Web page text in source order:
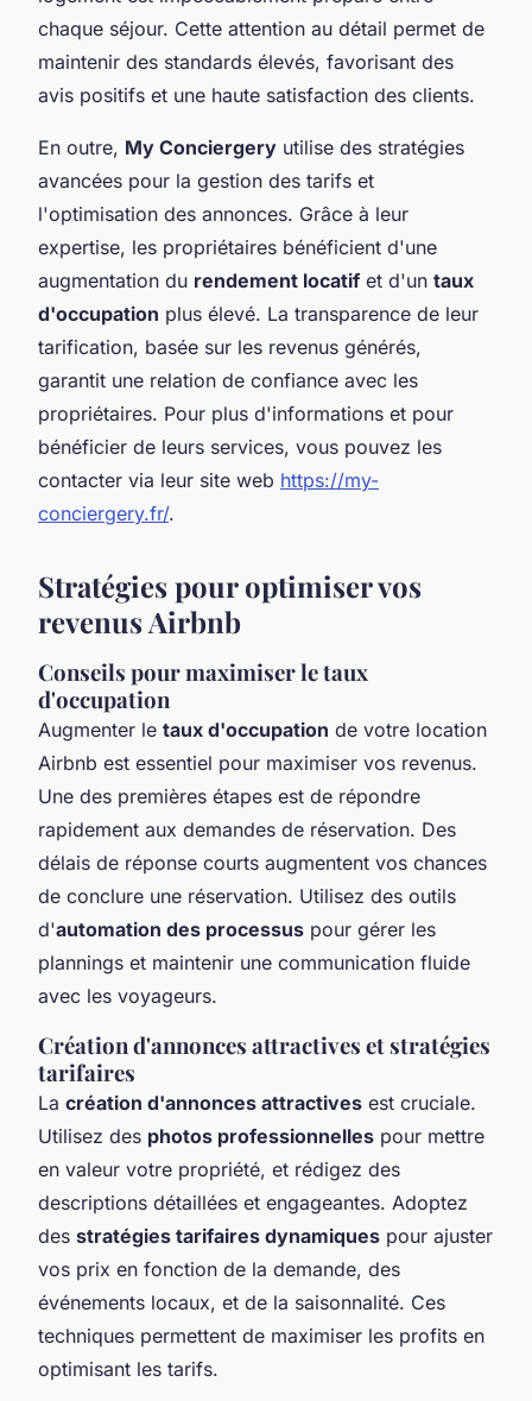
chaque séjour. Cette attention au détail permet de
maintenir des standards élevés, favorisant des
avis positifs et une haute satisfaction des clients.
En outre, My Conciergery utilise des stratégies
avancées pour la gestion des tarifs et
l'optimisation des annonces. Grâce à leur
expertise, les propriétaires bénéficient d'une
augmentation du rendement locatif et d'un taux
d'occupation plus élevé. La transparence de leur
tarification, basée sur les revenus générés,
garantit une relation de confiance avec les
propriétaires. Pour plus d'informations et pour
bénéficier de leurs services, vous pouvez les
contacter via leur site web https://my-
conciergery.fr/.
Stratégies pour optimiser vos
revenus Airbnb
Conseils pour maximiser le taux
d'occupation
Augmenter le taux d'occupation de votre location
Airbnb est essentiel pour maximiser vos revenus.
Une des premières étapes est de répondre
rapidement aux demandes de réservation. Des
délais de réponse courts augmentent vos chances
de conclure une réservation. Utilisez des outils
d'automation des processus pour gérer les
plannings et maintenir une communication fluide
avec les voyageurs.
Création d'annonces attractives et stratégies
tarifaires
La création d'annonces attractives est cruciale.
Utilisez des photos professionnelles pour mettre
en valeur votre propriété, et rédigez des
descriptions détaillées et engageantes. Adoptez
des stratégies tarifaires dynamiques pour ajuster
vos prix en fonction de la demande, des
événements locaux, et de la saisonnalité. Ces
techniques permettent de maximiser les profits en
optimisant les tarifs.